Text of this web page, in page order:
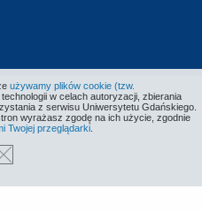
używamy plików cookie (tzw.
w celach autoryzacji, zbierania
z serwisu Uniwersytetu Gdańskiego.
wyrażasz zgodę na ich użycie, zgodnie
Twojej przeglądarki